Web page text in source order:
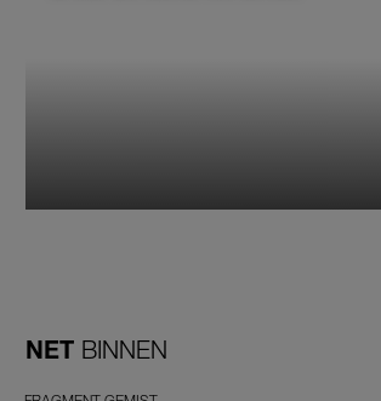
NET BINNEN